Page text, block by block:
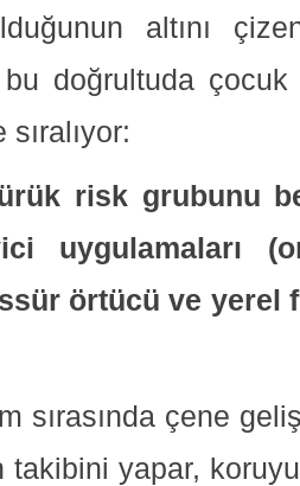
altını
doğrultuda çocuk
sıralıyor:
risk grubunu
uygulamaları
örtücü ve yerel
sırasında çene
takibini yapar,